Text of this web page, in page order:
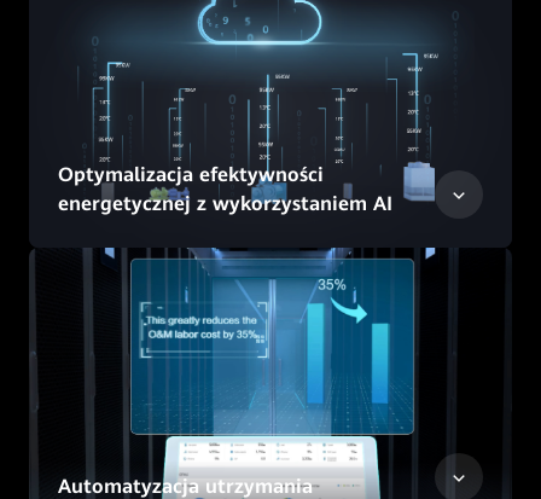
Optymalizacja efektywności
energetycznej z wykorzystaniem AI
Automatyzacja utrzymania